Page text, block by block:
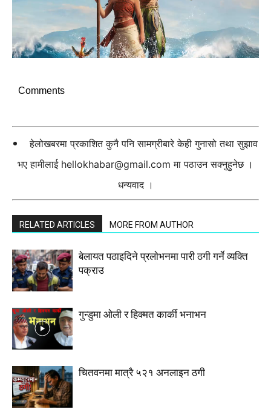
Comments
हेलोखबरमा प्रकाशित कुनै पनि सामग्रीबारे केही गुनासो तथा सुझाव
भए हामीलाई hellokhabar@gmail.com मा पठाउन सक्नुहुनेछ ।
धन्यवाद ।
RELATED ARTICLES MORE FROM AUTHOR
बेलायत पठाइदिने प्रलाेभनमा पारी ठगी गर्ने व्यक्ति
पक्राउ
गुन्डुमा ओली र हिक्मत कार्की भनाभन
चितवनमा मात्रै ५२१ अनलाइन ठगी